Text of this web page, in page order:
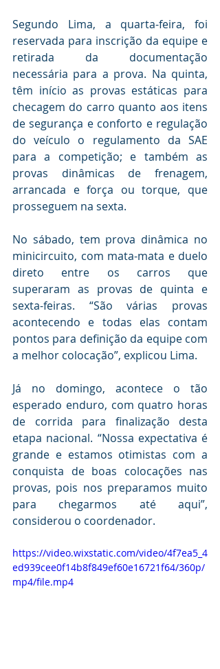
Segundo Lima, a quarta-feira, foi
reservada para inscrição da equipe e
retirada da documentação
necessária para a prova. Na quinta,
têm início as provas estáticas para
checagem do carro quanto aos itens
de segurança e conforto e regulação
do veículo o regulamento da SAE
para a competição; e também as
provas dinâmicas de frenagem,
arrancada e força ou torque, que
prosseguem na sexta.
No sábado, tem prova dinâmica no
minicircuito, com mata-mata e duelo
direto entre os carros que
superaram as provas de quinta e
sexta-feiras. “São várias provas
acontecendo e todas elas contam
pontos para definição da equipe com
a melhor colocação”, explicou Lima.
Já no domingo, acontece o tão
esperado enduro, com quatro horas
de corrida para finalização desta
etapa nacional. “Nossa expectativa é
grande e estamos otimistas com a
conquista de boas colocações nas
provas, pois nos preparamos muito
para chegarmos até aqui”,
considerou o coordenador.
https://video.wixstatic.com/video/4f7ea5_4
ed939cee0f14b8f849ef60e16721f64/360p/
mp4/file.mp4